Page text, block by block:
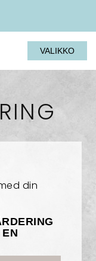
VALIKKO
din